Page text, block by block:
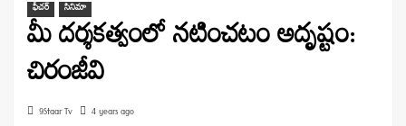
ఫీచర్ సినిమా
మీ దర్శకత్వంలో నటించటం అదృష్టం:
చిరంజీవి
9Staar Tv 4 years ago